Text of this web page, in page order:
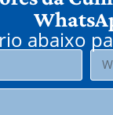
abaixo